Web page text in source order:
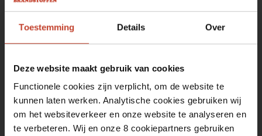
Toestemming Details Over
Deze website maakt gebruik van cookies
Functionele cookies zijn verplicht, om de website te
kunnen laten werken. Analytische cookies gebruiken wij
om het websiteverkeer en onze website te analyseren en
te verbeteren. Wij en onze 8 cookiepartners gebruiken
Maandag
13:00 tot 17:00
Dinsdag
08:00 tot 17:00
08:00 tot 17:00
Vrijdag
08:00 tot 17:00
Zaterdag
09:30 tot 12:00